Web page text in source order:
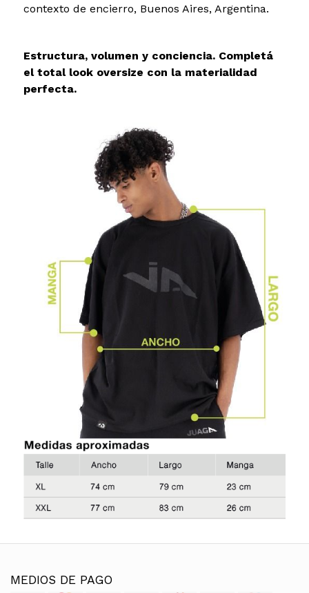
contexto de encierro, Buenos Aires, Argentina.
Estructura, volumen y conciencia. Completá
el total look oversize con la materialidad
perfecta.
MEDIOS DE PAGO